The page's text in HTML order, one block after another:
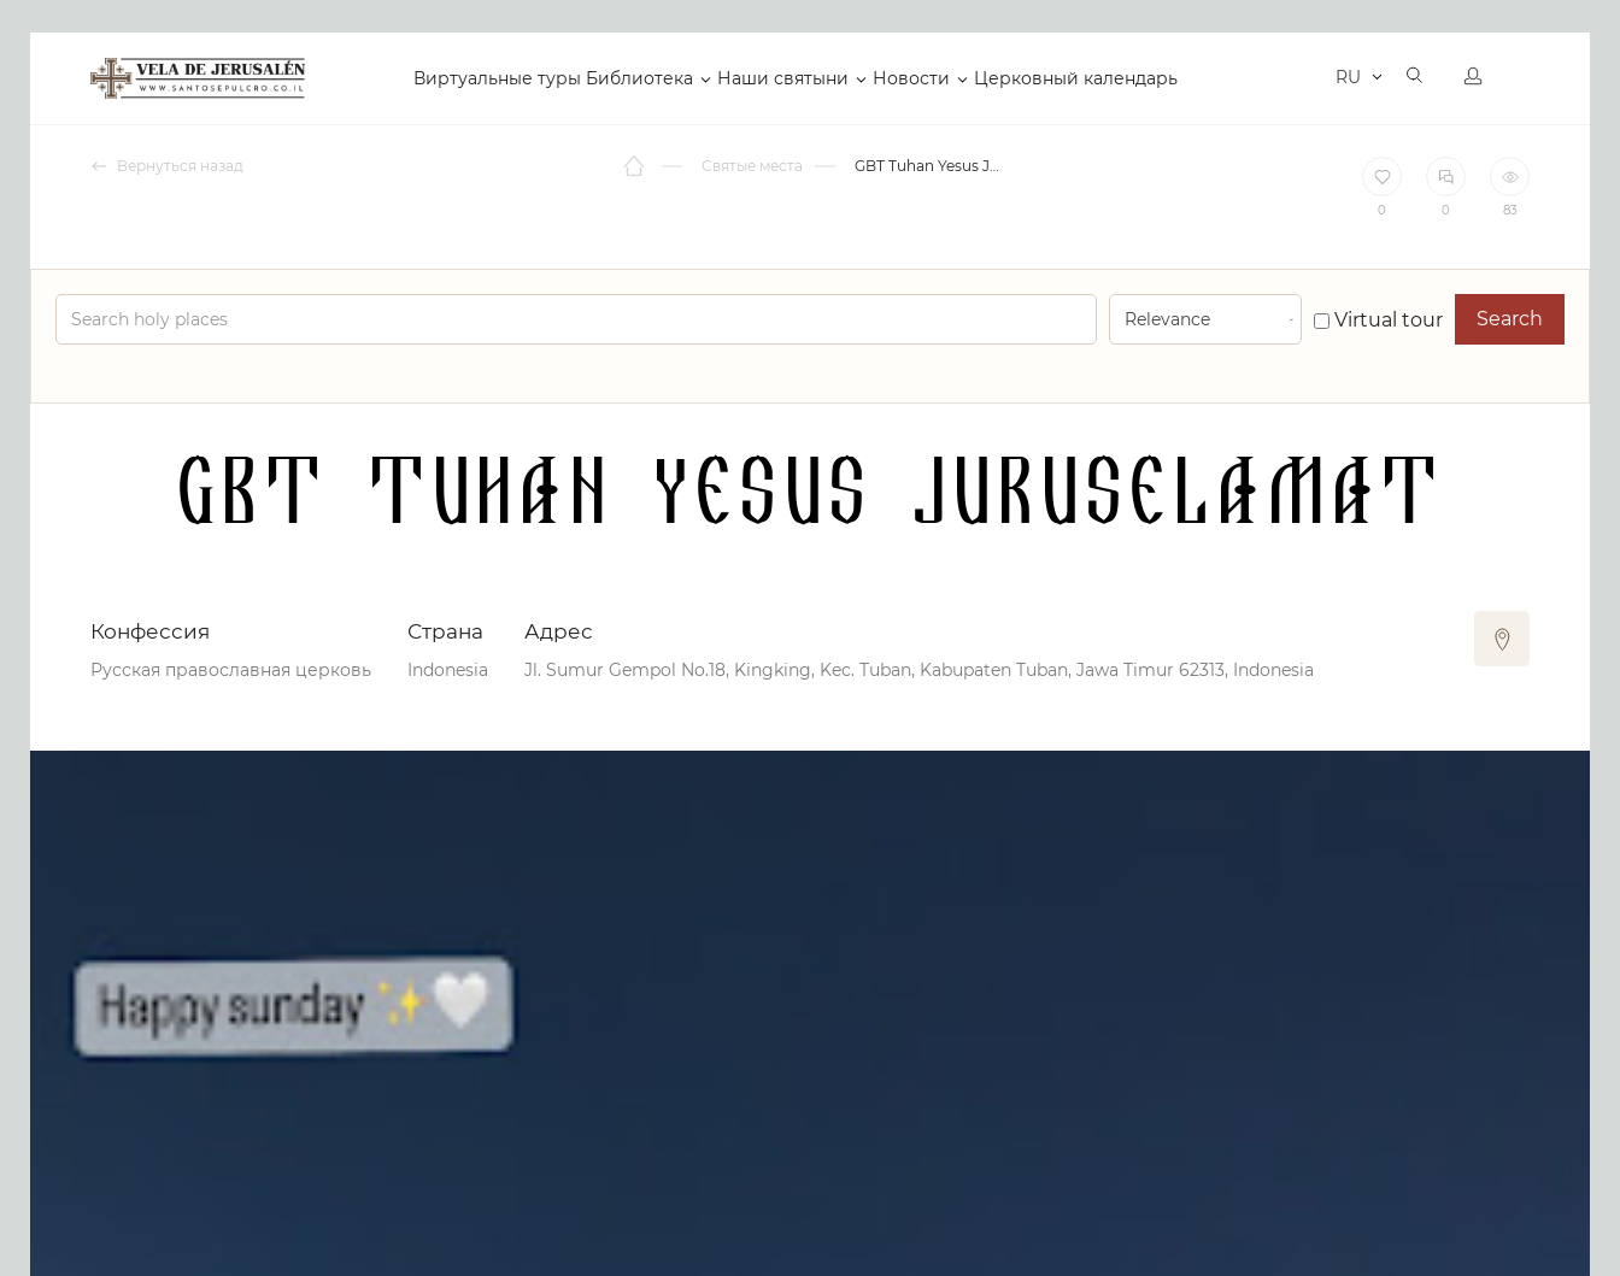
Виртуальные туры Библиотека Наши святыни Новости Церковный календарь RU
Вернуться назад Святые места GBT Tuhan Yesus Juruselamat
0 0 83
Virtual tour Search
GBT Tuhan Yesus Juruselamat
Конфессия
Русская православная церковь
Страна
Indonesia
Адрес
Jl. Sumur Gempol No.18, Kingking, Kec. Tuban, Kabupaten Tuban, Jawa Timur 62313, Indonesia